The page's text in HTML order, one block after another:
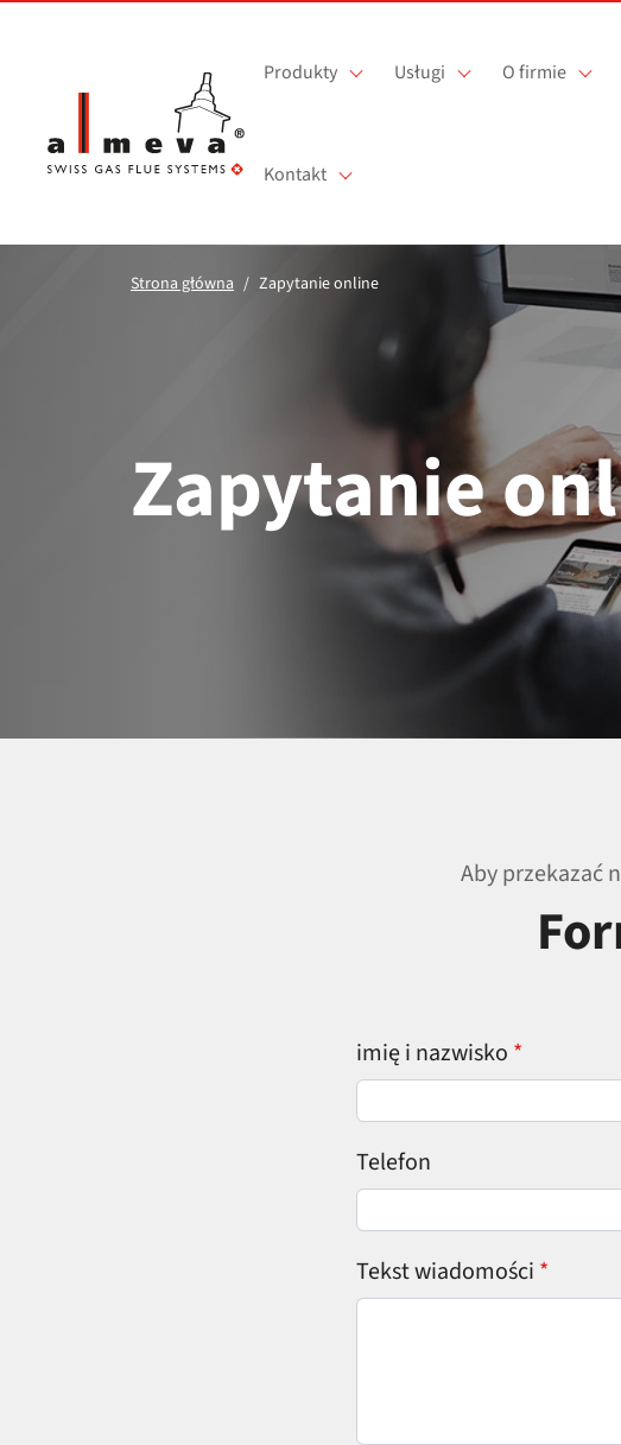
Produkty Usługi O firmie
Kontakt
Strona główna Zapytanie online
Zapytanie
Aby przekazać
imię i nazwisko
Telefon
Tekst wiadomości